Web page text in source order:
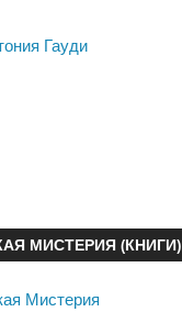
Гауди
МИСТЕРИЯ (КНИГИ)
Мистерия